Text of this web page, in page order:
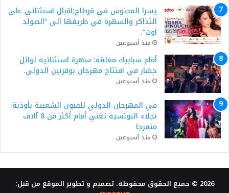
يسرا المحنوش في قرطاج:اقبال استثنائي على
التذاكر والسهرة في طريقها الى “الصولد
اوت”.
منذ أسبوعين
أمام شبابيك مغلقة: سهرة استثنائية لوائل
جسّار في افتتاح مهرجان بوقرنين الدولي.
منذ أسبوعين
في المهرجان الدولي للفنون الشعبية بأوذنة:
نجلاء التونسية تغني أمام أكثر من 8 آلاف
متفرجا
منذ أسبوعين
2026 © جميع الحقوق محفوظة. تصميم و تطوير الموقع من قبل: